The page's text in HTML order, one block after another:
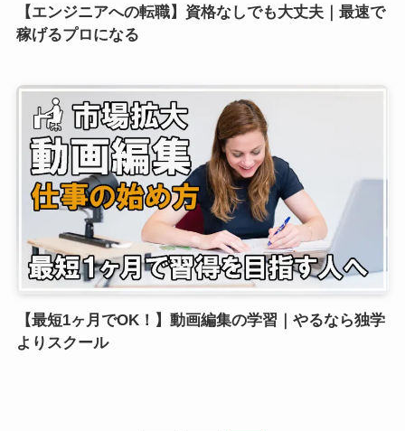
【エンジニアへの転職】資格なしでも大丈夫｜最速で
稼げるプロになる
【最短1ヶ月でOK！】動画編集の学習｜やるなら独学
よりスクール